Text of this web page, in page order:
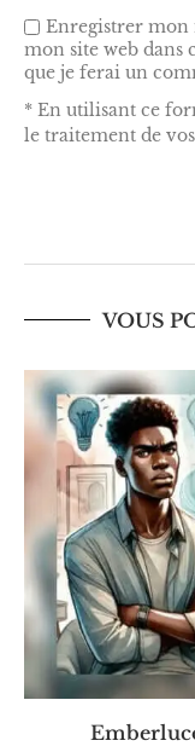
Enregistrer mon
mon site web dans
que je ferai un
* En utilisant ce
le traitement de
VOUS